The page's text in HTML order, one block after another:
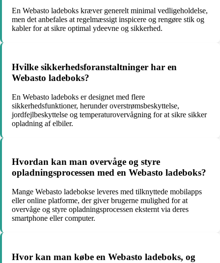
En Webasto ladeboks kræver generelt minimal vedligeholdelse,
men det anbefales at regelmæssigt inspicere og rengøre stik og
kabler for at sikre optimal ydeevne og sikkerhed.
Hvilke sikkerhedsforanstaltninger har en
Webasto ladeboks?
En Webasto ladeboks er designet med flere
sikkerhedsfunktioner, herunder overstrømsbeskyttelse,
jordfejlbeskyttelse og temperaturovervågning for at sikre sikker
opladning af elbiler.
Hvordan kan man overvåge og styre
opladningsprocessen med en Webasto ladeboks?
Mange Webasto ladebokse leveres med tilknyttede mobilapps
eller online platforme, der giver brugerne mulighed for at
overvåge og styre opladningsprocessen eksternt via deres
smartphone eller computer.
Hvor kan man købe en Webasto ladeboks, og